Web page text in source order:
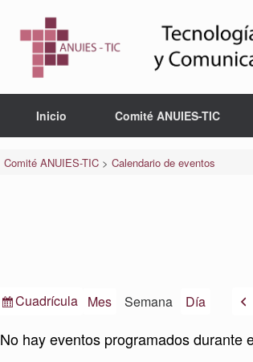
Inicio Comité ANUIES-TIC
Comité ANUIES-TIC> Calendario de eventos
Ver
Cuadrícula Mes Semana Día
No hay eventos programados durante